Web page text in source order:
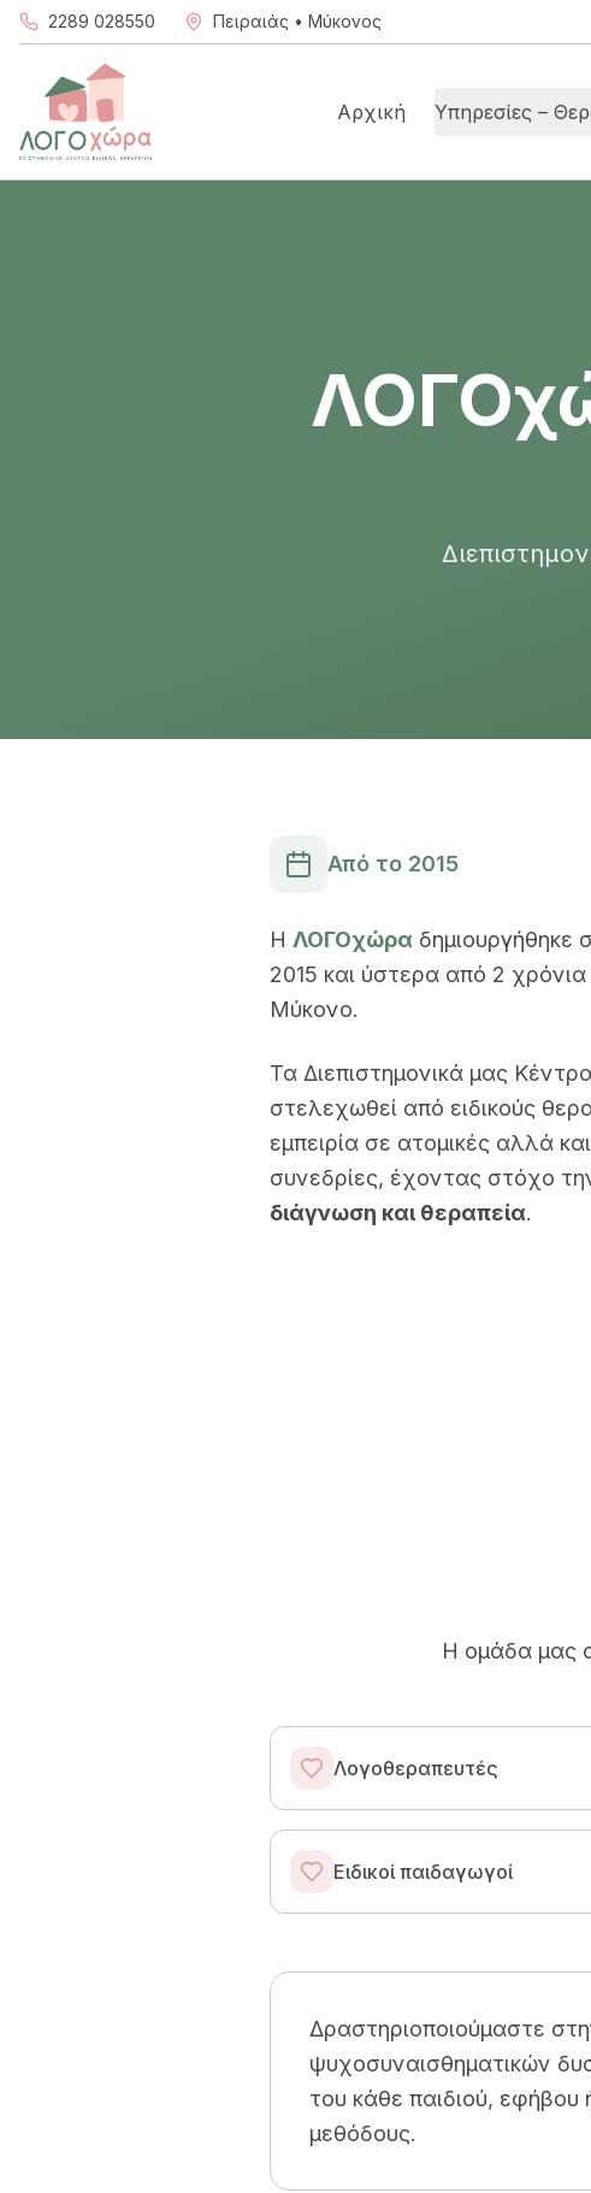
2289 028550 Πειραιάς • Μύκονος
Αρχική Υπηρεσίες –
Από το 2015
Η ΛΟΓΟχώρα δημιουργήθηκε
2015 και ύστερα από 2
Μύκονο.
Τα Διεπιστημονικά μας
στελεχωθεί από ειδικούς
εμπειρία σε ατομικές αλλά
συνεδρίες, έχοντας στόχο
διάγνωση και θεραπεία.
Η ομάδα μας
Λογοθεραπευτές
Ειδικοί παιδαγωγοί
Δραστηριοποιούμαστε
ψυχοσυναισθηματικών
του κάθε παιδιού, εφήβου
μεθόδους.